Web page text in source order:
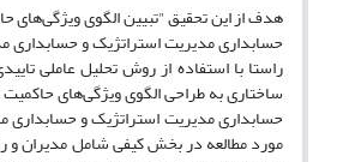
هدف از این تحقیق "تبیین الگوی ویژگی‌های
حسابداری مدیریت استراتژیک و
راستا با استفاده از روش تحلیل عاملی
ساختاری به طراحی الگوی ویژگی‌های
حسابداری مدیریت استراتژیک و حسابداری
مورد مطالعه در بخش کیفی شامل مدیران و